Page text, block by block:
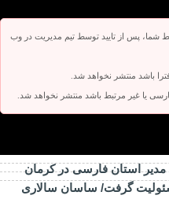
شما، پس از تایید توسط تیم مدیریت در وب
باشد منتشر نخواهد شد.
یا غیر مرتبط باشد منتشر نخواهد شد.
استان فارسی در کرمان
گرفت/ ساسان سالاری